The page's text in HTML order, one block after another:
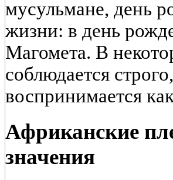
мусульмане, день
жизни: в день
Магомета. В
соблюдается
воспринимается
Африканские
значения